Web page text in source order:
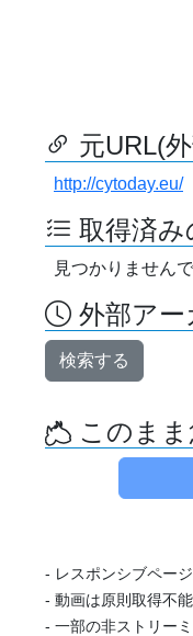
元URL(
http://cytoday.eu/
取得済み
見つかりませんで
外部ア
検索する
このま
- レスポンシブペー
- 動画は原則取得不能
- 一部の非ストリー